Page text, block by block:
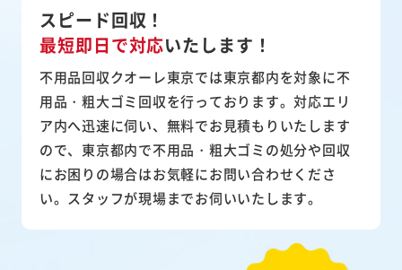
スピード回収！
最短即日で対応いたします！
不用品回収クオーレ東京では東京都内を対象に不
用品・粗大ゴミ回収を行っております。対応エリ
ア内へ迅速に伺い、無料でお見積もりいたします
ので、東京都内で不用品・粗大ゴミの処分や回収
にお困りの場合はお気軽にお問い合わせくださ
い。スタッフが現場までお伺いいたします。